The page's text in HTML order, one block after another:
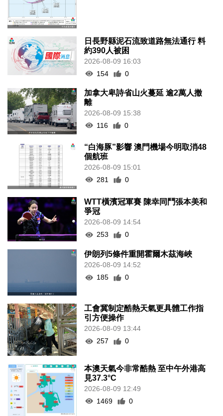
日長野縣泥石流致道路無法通行 料
約390人被困
2026-08-09 16:03
154
0
加拿大卑詩省山火蔓延 逾2萬人撤
離
2026-08-09 15:38
116
0
“白海豚”影響 澳門機場今明取消48
個航班
2026-08-09 15:01
281
0
WTT橫濱冠軍賽 陳幸同鬥張本美和
爭冠
2026-08-09 14:54
253
0
伊朗列5條件重開霍爾木茲海峽
2026-08-09 14:52
185
0
工會冀制定酷熱天氣更具體工作指
引方便操作
2026-08-09 13:44
257
0
本澳天氣今非常酷熱 至中午外港高
見37.3°C
2026-08-09 12:49
1469
0